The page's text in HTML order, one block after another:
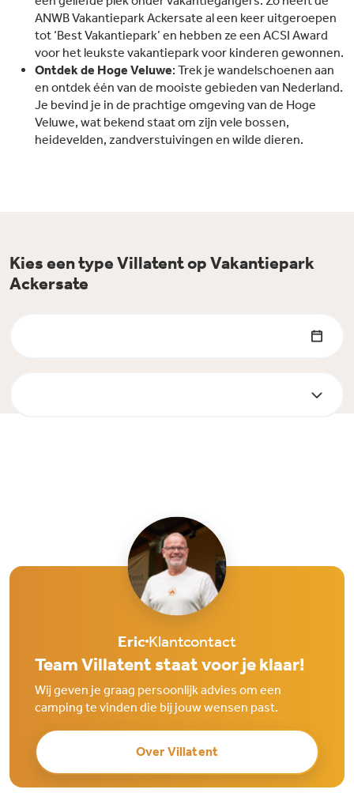
ANWB Vakantiepark Ackersate al een keer uitgeroepen
tot ‘Best Vakantiepark’ en hebben ze een ACSI Award
voor het leukste vakantiepark voor kinderen gewonnen.
Ontdek de Hoge Veluwe: Trek je wandelschoenen aan
en ontdek één van de mooiste gebieden van Nederland.
Je bevind je in de prachtige omgeving van de Hoge
Veluwe, wat bekend staat om zijn vele bossen,
heidevelden, zandverstuivingen en wilde dieren.
Kies een type Villatent op Vakantiepark
Ackersate
Eric Klantcontact
Team Villatent staat voor je klaar!
Wij geven je graag persoonlijk advies om een
camping te vinden die bij jouw wensen past.
Over Villatent